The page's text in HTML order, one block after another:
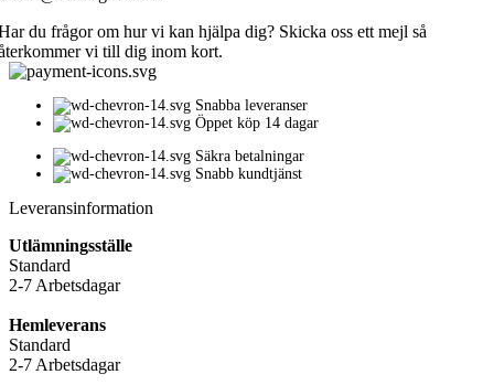
du frågor om hur vi kan hjälpa dig? Skicka oss ett mejl så
vi till dig inom kort.
Snabba leveranser
Öppet köp 14 dagar
Säkra betalningar
Snabb kundtjänst
Leveransinformation
Utlämningsställe
Standard
2-7 Arbetsdagar
Hemleverans
Standard
2-7 Arbetsdagar